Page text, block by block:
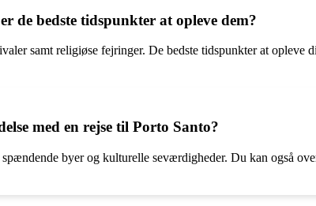
de bedste tidspunkter at opleve dem?
samt religiøse fejringer. De bedste tidspunkter at opleve
med en rejse til Porto Santo?
byer og kulturelle seværdigheder. Du kan også